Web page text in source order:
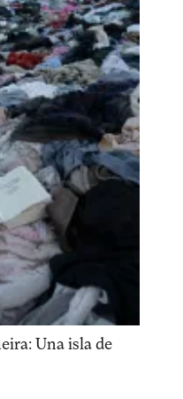
Una isla de